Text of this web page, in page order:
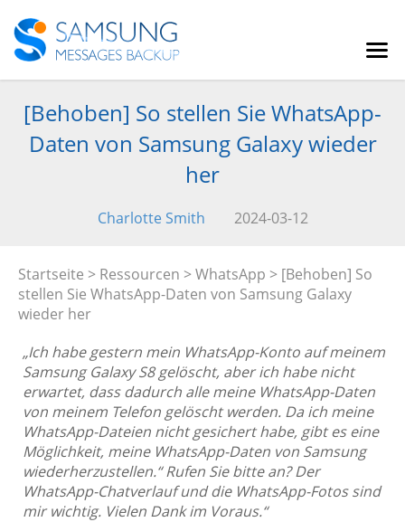
[Behoben] So stellen Sie WhatsApp-
Daten von Samsung Galaxy wieder
her
Charlotte Smith 2024-03-12
Startseite > Ressourcen >WhatsApp > [Behoben] So
stellen Sie WhatsApp-Daten von Samsung Galaxy
wieder her
„Ich habe gestern mein WhatsApp-Konto auf meinem
Samsung Galaxy S8 gelöscht, aber ich habe nicht
erwartet, dass dadurch alle meine WhatsApp-Daten
von meinem Telefon gelöscht werden. Da ich meine
WhatsApp-Dateien nicht gesichert habe, gibt es eine
Möglichkeit, meine WhatsApp-Daten von Samsung
wiederherzustellen.“ Rufen Sie bitte an? Der
WhatsApp-Chatverlauf und die WhatsApp-Fotos sind
mir wichtig. Vielen Dank im Voraus.“